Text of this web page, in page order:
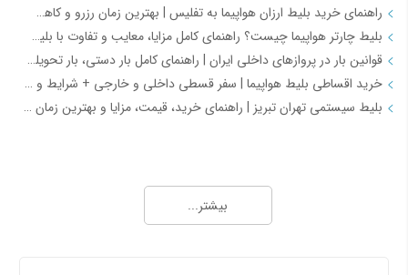
راهنمای خرید بلیط ارزان هواپیما به تفلیس | بهترین زمان رزرو و کاهش هزینه سفر
بلیط چارتر هواپیما چیست؟ راهنمای کامل مزایا، معایب و تفاوت با بلیط سیستمی
قوانین بار در پروازهای داخلی ایران | راهنمای کامل بار دستی، بار تحویلی و مقررات حمل بار
خرید اقساطی بلیط هواپیما | سفر قسطی داخلی و خارجی + شرایط و مدارک | اسپادچارتر
بلیط سیستمی تهران تبریز | راهنمای خرید، قیمت، مزایا و بهترین زمان رزرو
بیشتر...